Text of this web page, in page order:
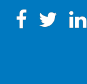
FacebookTwitter